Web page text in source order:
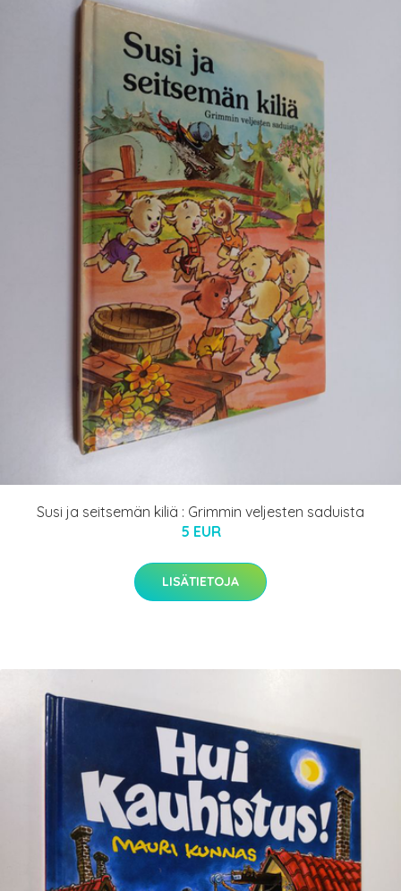
Susi ja seitsemän kiliä : Grimmin veljesten saduista
5 EUR
LISÄTIETOJA